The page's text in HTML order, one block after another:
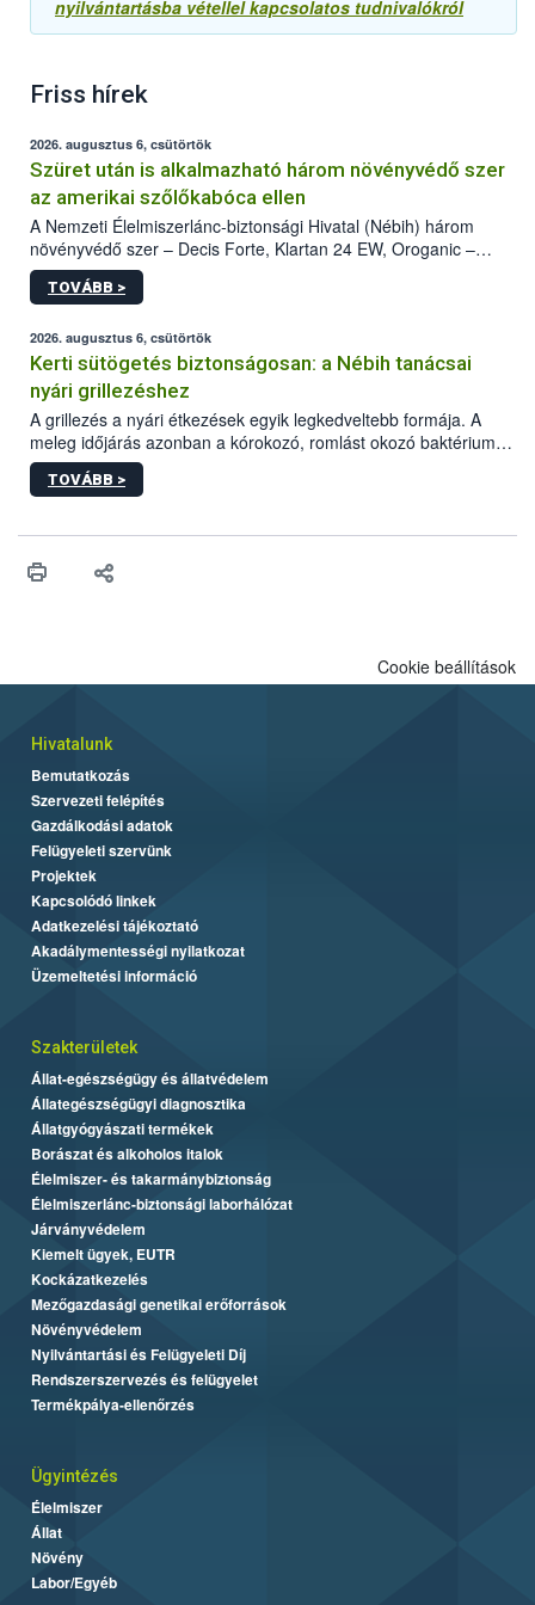
nyilvántartásba vétellel kapcsolatos tudnivalókról
Friss hírek
2026. augusztus 6, csütörtök
Szüret után is alkalmazható három növényvédő szer
az amerikai szőlőkabóca ellen
A Nemzeti Élelmiszerlánc-biztonsági Hivatal (Nébih) három
növényvédő szer – Decis Forte, Klartan 24 EW, Oroganic –
engedélyokiratát módosította, így azok a szüretet követően,
egészen a vesszőérettség (BBCH 91) stádiumáig
érésű szőlőkben is legyen lehetőség a károsító elleni további
védekezésre. Az Oroganic készítmény kis kiszerelésben kiskerti
felhasználók számára is elérhető és ökológiai termesztésben is
engedélyezett.
TOVÁBB >
2026. augusztus 6, csütörtök
Kerti sütögetés biztonságosan: a Nébih tanácsai
nyári grillezéshez
A grillezés a nyári étkezések egyik legkedveltebb formája. A
meleg időjárás azonban a kórokozó, romlást okozó baktériumok
gyorsabb szaporodásának is kedvez. A szabadtéri sütögetés
ezért nem csupán a megfelelő sütési technikáról szól: legalább
higiéniai szabályok betartása, a megfelelő hőkezelés, valamint a
biztonsági Hivatal (Nébih) Oktatási Programja összegyűjtötte a
TOVÁBB >
Cookie beállítások
Hivatalunk
Bemutatkozás
Szervezeti felépítés
Gazdálkodási adatok
Felügyeleti szervünk
Projektek
Kapcsolódó linkek
Adatkezelési tájékoztató
Akadálymentességi nyilatkozat
Üzemeltetési információ
Szakterületek
Állat-egészségügy és állatvédelem
Állategészségügyi diagnosztika
Állatgyógyászati termékek
Borászat és alkoholos italok
Élelmiszer- és takarmánybiztonság
Élelmiszerlánc-biztonsági laborhálózat
Járványvédelem
Kiemelt ügyek, EUTR
Kockázatkezelés
Mezőgazdasági genetikai erőforrások
Növényvédelem
Nyilvántartási és Felügyeleti Díj
Rendszerszervezés és felügyelet
Termékpálya-ellenőrzés
Ügyintézés
Élelmiszer
Állat
Növény
Labor/Egyéb